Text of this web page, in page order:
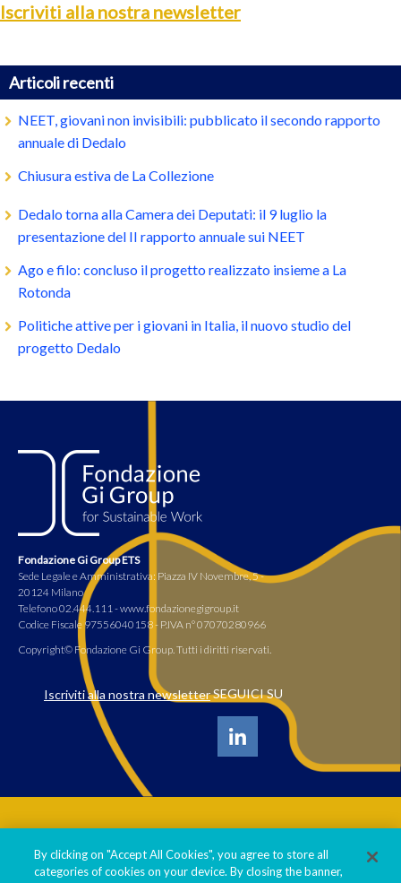
Iscriviti alla nostra newsletter
Articoli recenti
NEET, giovani non invisibili: pubblicato il secondo rapporto
annuale di Dedalo
Chiusura estiva de La Collezione
Dedalo torna alla Camera dei Deputati: il 9 luglio la
presentazione del II rapporto annuale sui NEET
Ago e filo: concluso il progetto realizzato insieme a La
Rotonda
Politiche attive per i giovani in Italia, il nuovo studio del
progetto Dedalo
Fondazione Gi Group ETS
Sede Legale e Amministrativa: Piazza IV Novembre, 5 -
20124 Milano
Telefono 02.444.111 - www.fondazionegigroup.it
Codice Fiscale 97556040158 - P.IVA n° 07070280966
Copyright© Fondazione Gi Group. Tutti i diritti riservati.
SEGUICI SU
Iscriviti alla nostra newsletter
Cookie policy
By clicking on "Accept All Cookies", you agree to store all
categories of cookies on your device. By closing the banner,